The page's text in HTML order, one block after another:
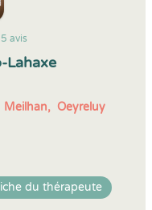
avis
Lahaxe
Meilhan, Oeyreluy
du thérapeute